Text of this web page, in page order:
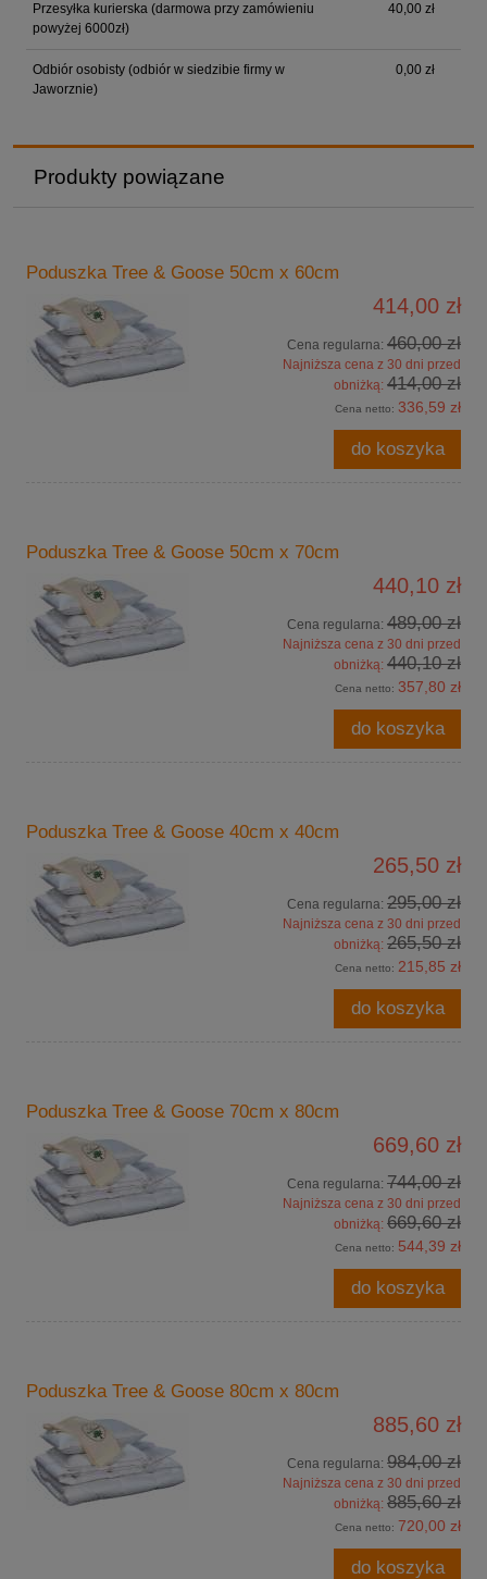
Przesyłka kurierska (darmowa przy zamówieniu
powyżej 6000zł)
40,00 zł
Odbiór osobisty (odbiór w siedzibie firmy w
Jaworznie)
0,00 zł
Produkty powiązane
Poduszka Tree & Goose 50cm x 60cm
414,00 zł
Cena regularna: 460,00 zł
Najniższa cena z 30 dni przed
obniżką: 414,00 zł
Cena netto: 336,59 zł
do koszyka
Poduszka Tree & Goose 50cm x 70cm
440,10 zł
Cena regularna: 489,00 zł
Najniższa cena z 30 dni przed
obniżką: 440,10 zł
Cena netto: 357,80 zł
do koszyka
Poduszka Tree & Goose 40cm x 40cm
265,50 zł
Cena regularna: 295,00 zł
Najniższa cena z 30 dni przed
obniżką: 265,50 zł
Cena netto: 215,85 zł
do koszyka
Poduszka Tree & Goose 70cm x 80cm
669,60 zł
Cena regularna: 744,00 zł
Najniższa cena z 30 dni przed
obniżką: 669,60 zł
Cena netto: 544,39 zł
do koszyka
Poduszka Tree & Goose 80cm x 80cm
885,60 zł
Cena regularna: 984,00 zł
Najniższa cena z 30 dni przed
obniżką: 885,60 zł
Cena netto: 720,00 zł
do koszyka